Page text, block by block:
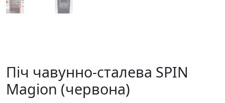
Піч чавунно-сталева SPIN
Magion (червона)